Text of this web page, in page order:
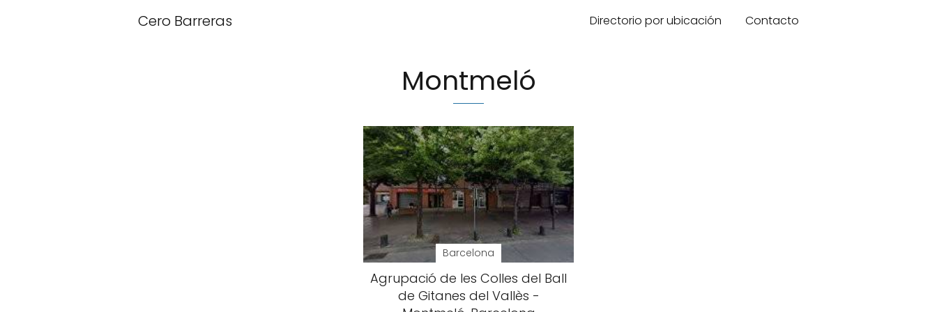
Cero Barreras Directorio por ubicación Contacto
Montmeló
Barcelona
Agrupació de les Colles del Ball
de Gitanes del Vallès -